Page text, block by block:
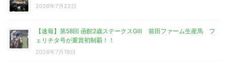
2026年7月22日
【速報】第58回 函館2歳ステークスGⅢ 前田ファーム生産馬 フ
ェリチタ号が重賞初制覇！！
2026年7月19日